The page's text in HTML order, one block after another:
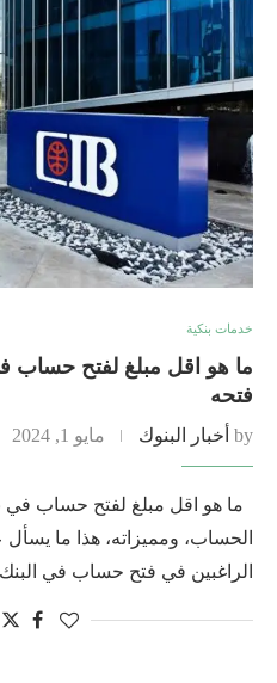
خدمات بنكية
فتحه
by أخبار البنوك مايو 1, 2024
الحساب، ومميزاته، هذا ما يسأل
الراغبين في فتح حساب في